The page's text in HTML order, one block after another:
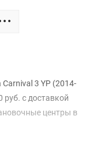
3 YP (2014-
руб. с доставкой
центры в